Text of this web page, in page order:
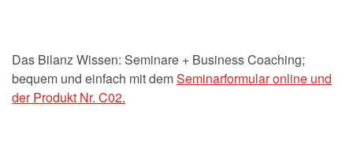
Das Bilanz Wissen: Seminare + Business Coaching;
bequem und einfach mit demSeminarformular online und
der Produkt Nr. C02.